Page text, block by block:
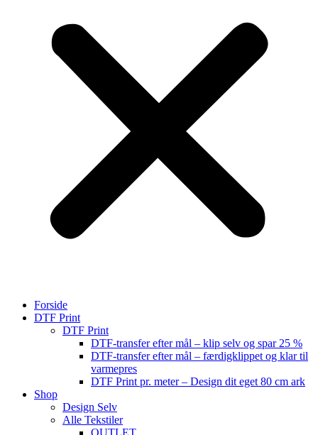
Forside
DTF Print
DTF Print
DTF-transfer efter mål – klip selv og spar 25 %
DTF-transfer efter mål – færdigklippet og klar til
varmepres
DTF Print pr. meter – Design dit eget 80 cm ark
Shop
Design Selv
Alle Tekstiler
OUTLET